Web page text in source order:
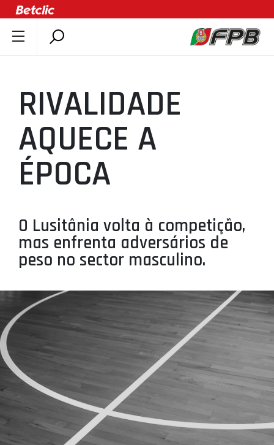
ÚLTIMAS
COMPETIÇÕES
ASSOCIAÇÕES
CLUBES
AGENTES
SELEÇÕES
MINIBASQUETE
ÁREA TÉCNICA
PROJETOS
LIGA BETCLIC MASCULINA
LIGA BETCLIC FEMININA
RIVALIDADE
AQUECE A
ÉPOCA
O Lusitânia volta à competição,
mas enfrenta adversários de
peso no sector masculino.